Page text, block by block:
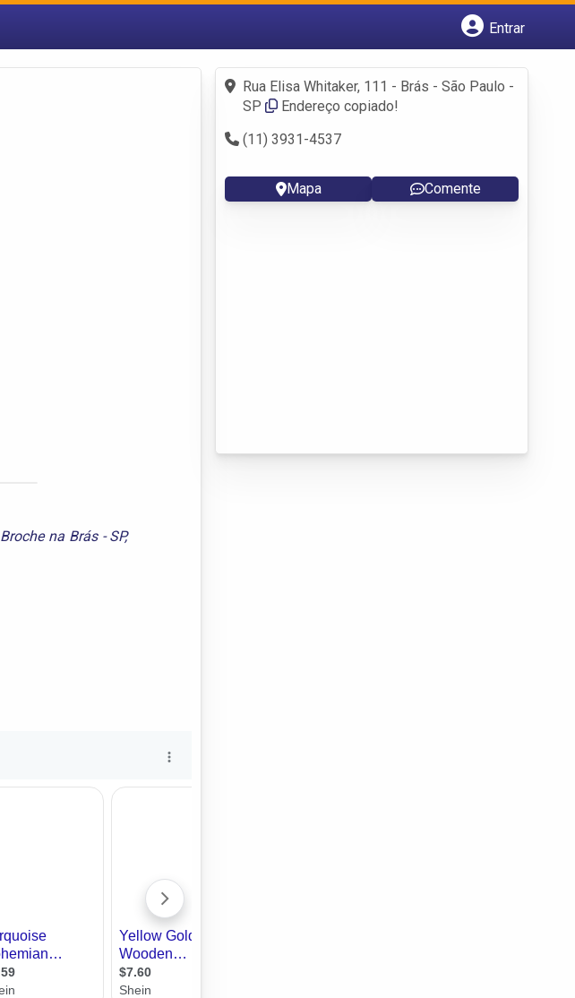
Entrar
Fazer login
Criar conta
Broche na Brás - SP,
Rua Elisa Whitaker, 111 - Brás - São Paulo -
SP
Endereço copiado!
(11) 3931-4537
Mapa Comente